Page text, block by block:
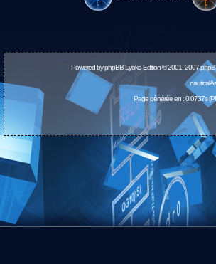
Powered byphpBBLyoko Edition © 2001, 2007
Page générée en : 0.0737s